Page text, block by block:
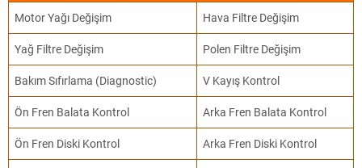
Motor Yağı Değişim Hava Filtre Değişim
Yağ Filtre Değişim Polen Filtre Değişim
Bakım Sıfırlama (Diagnostic) V Kayış Kontrol
Ön Fren Balata Kontrol Arka Fren Balata Kontrol
Ön Fren Diski Kontrol Arka Fren Diski Kontrol